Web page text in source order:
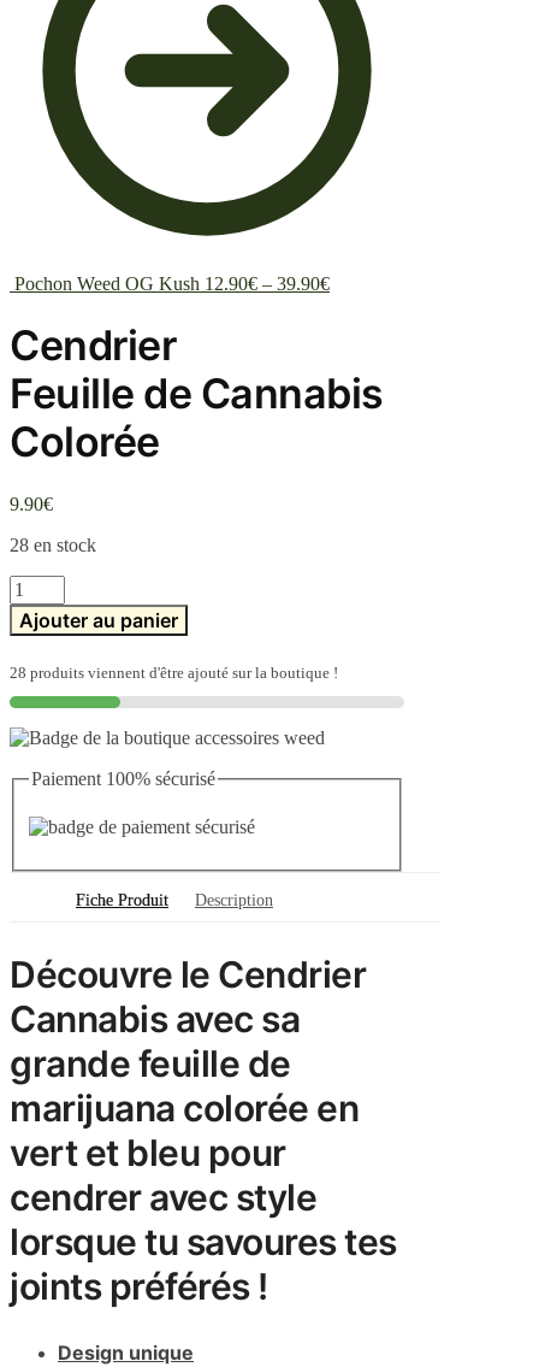
Pochon Weed OG Kush 12.90€ – 39.90€
Cendrier
Feuille de Cannabis
Colorée
9.90€
28 en stock
quantité
de
Cendrier
de
Cannabis
Colorée
Ajouter au panier
28 produits viennent d'être ajouté sur la boutique !
Paiement 100% sécurisé
Fiche Produit Description
Découvre le Cendrier
Cannabis avec sa
grande feuille de
marijuana colorée en
vert et bleu pour
cendrer avec style
lorsque tu savoures tes
joints préférés !
Design unique